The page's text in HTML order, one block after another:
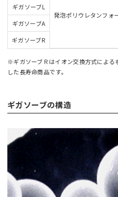
発泡ポリウレタンフ
ギガソーブL
ギガソーブA
ギガソーブR
※ギガソーブＲはイオン交換方式による
した長寿命商品です。
ギガソーブの構造